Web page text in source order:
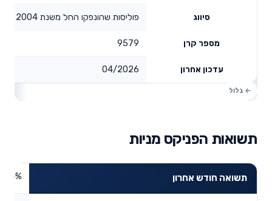
סיווג פוליסות שהונפקו החל משנת 2004
מספר קרן 9579
עדכון אחרון 04/2026
תשואות הפניקס מניות
תשואה חודש אחרון